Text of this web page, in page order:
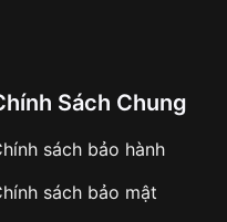
Sách Chung
sách bảo hành
sách bảo mật